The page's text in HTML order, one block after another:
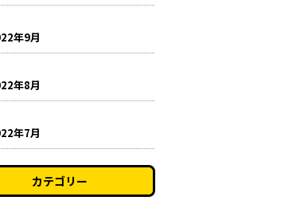
年9月
年8月
年7月
カテゴリー